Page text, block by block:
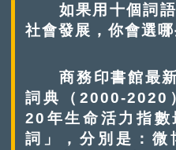
如果用十個詞語
社會發展，你會選哪
商務印書館最新
詞典（2000-2020
20年生命活力指
詞」，分別是：微